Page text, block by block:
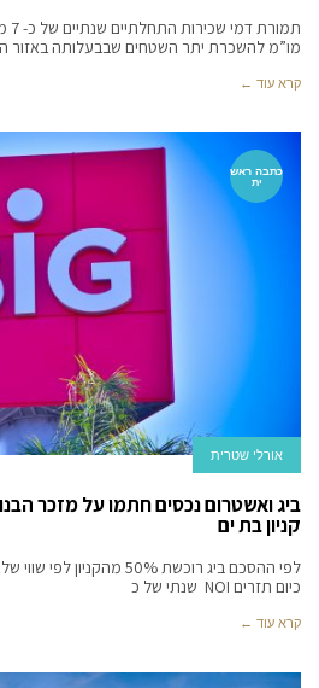
מו”מ להשכרת יתר השטחים שבבעלותה באזור
קרא עוד ←
כתבה ראש
ית
אורלי שטרית
ביג ואשטרום נכסים חתמו על מזכר
קניון בת ים
כיום תזרים NOI שנתי של כ
קרא עוד ←